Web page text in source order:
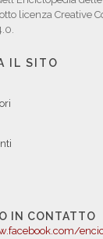
licenza Creative
IL SITO
IN CONTATTO